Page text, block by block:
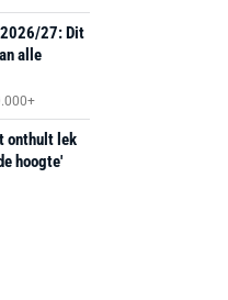
27: Dit
alle
onthult lek
hoogte'